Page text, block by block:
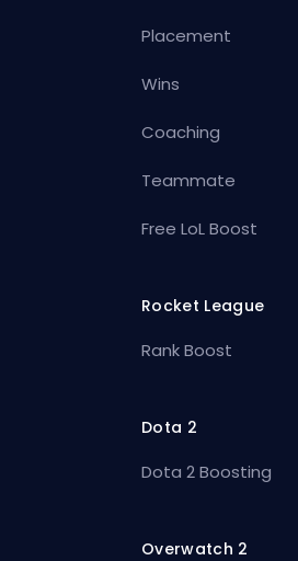
Placement
Wins
Coaching
Teammate
Free LoL Boost
Rocket League
Rank Boost
Dota 2
Dota 2 Boosting
Overwatch 2